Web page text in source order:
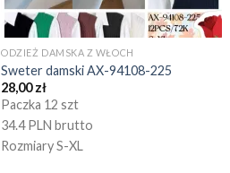
ODZIEŻ DAMSKA Z WŁOCH
Sweter damski AX-94108-225
28,00zł
Paczka 12 szt
34.4 PLN brutto
Rozmiary S-XL